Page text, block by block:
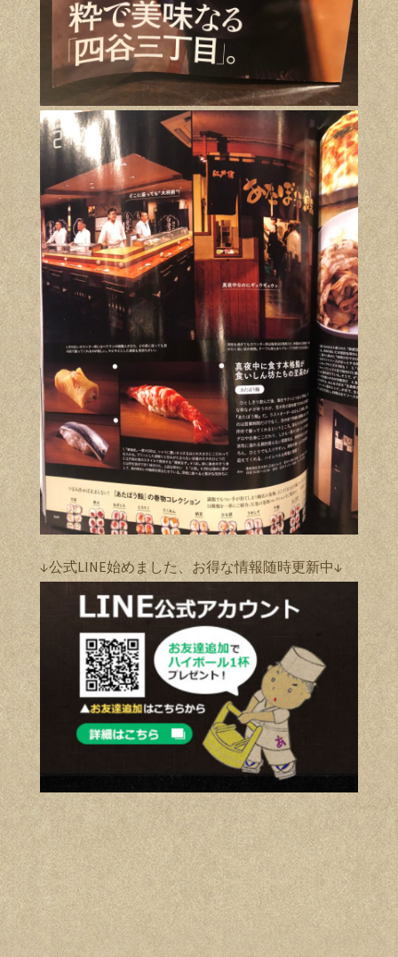
↓公式LINE始めました、お得な情報随時更新中↓